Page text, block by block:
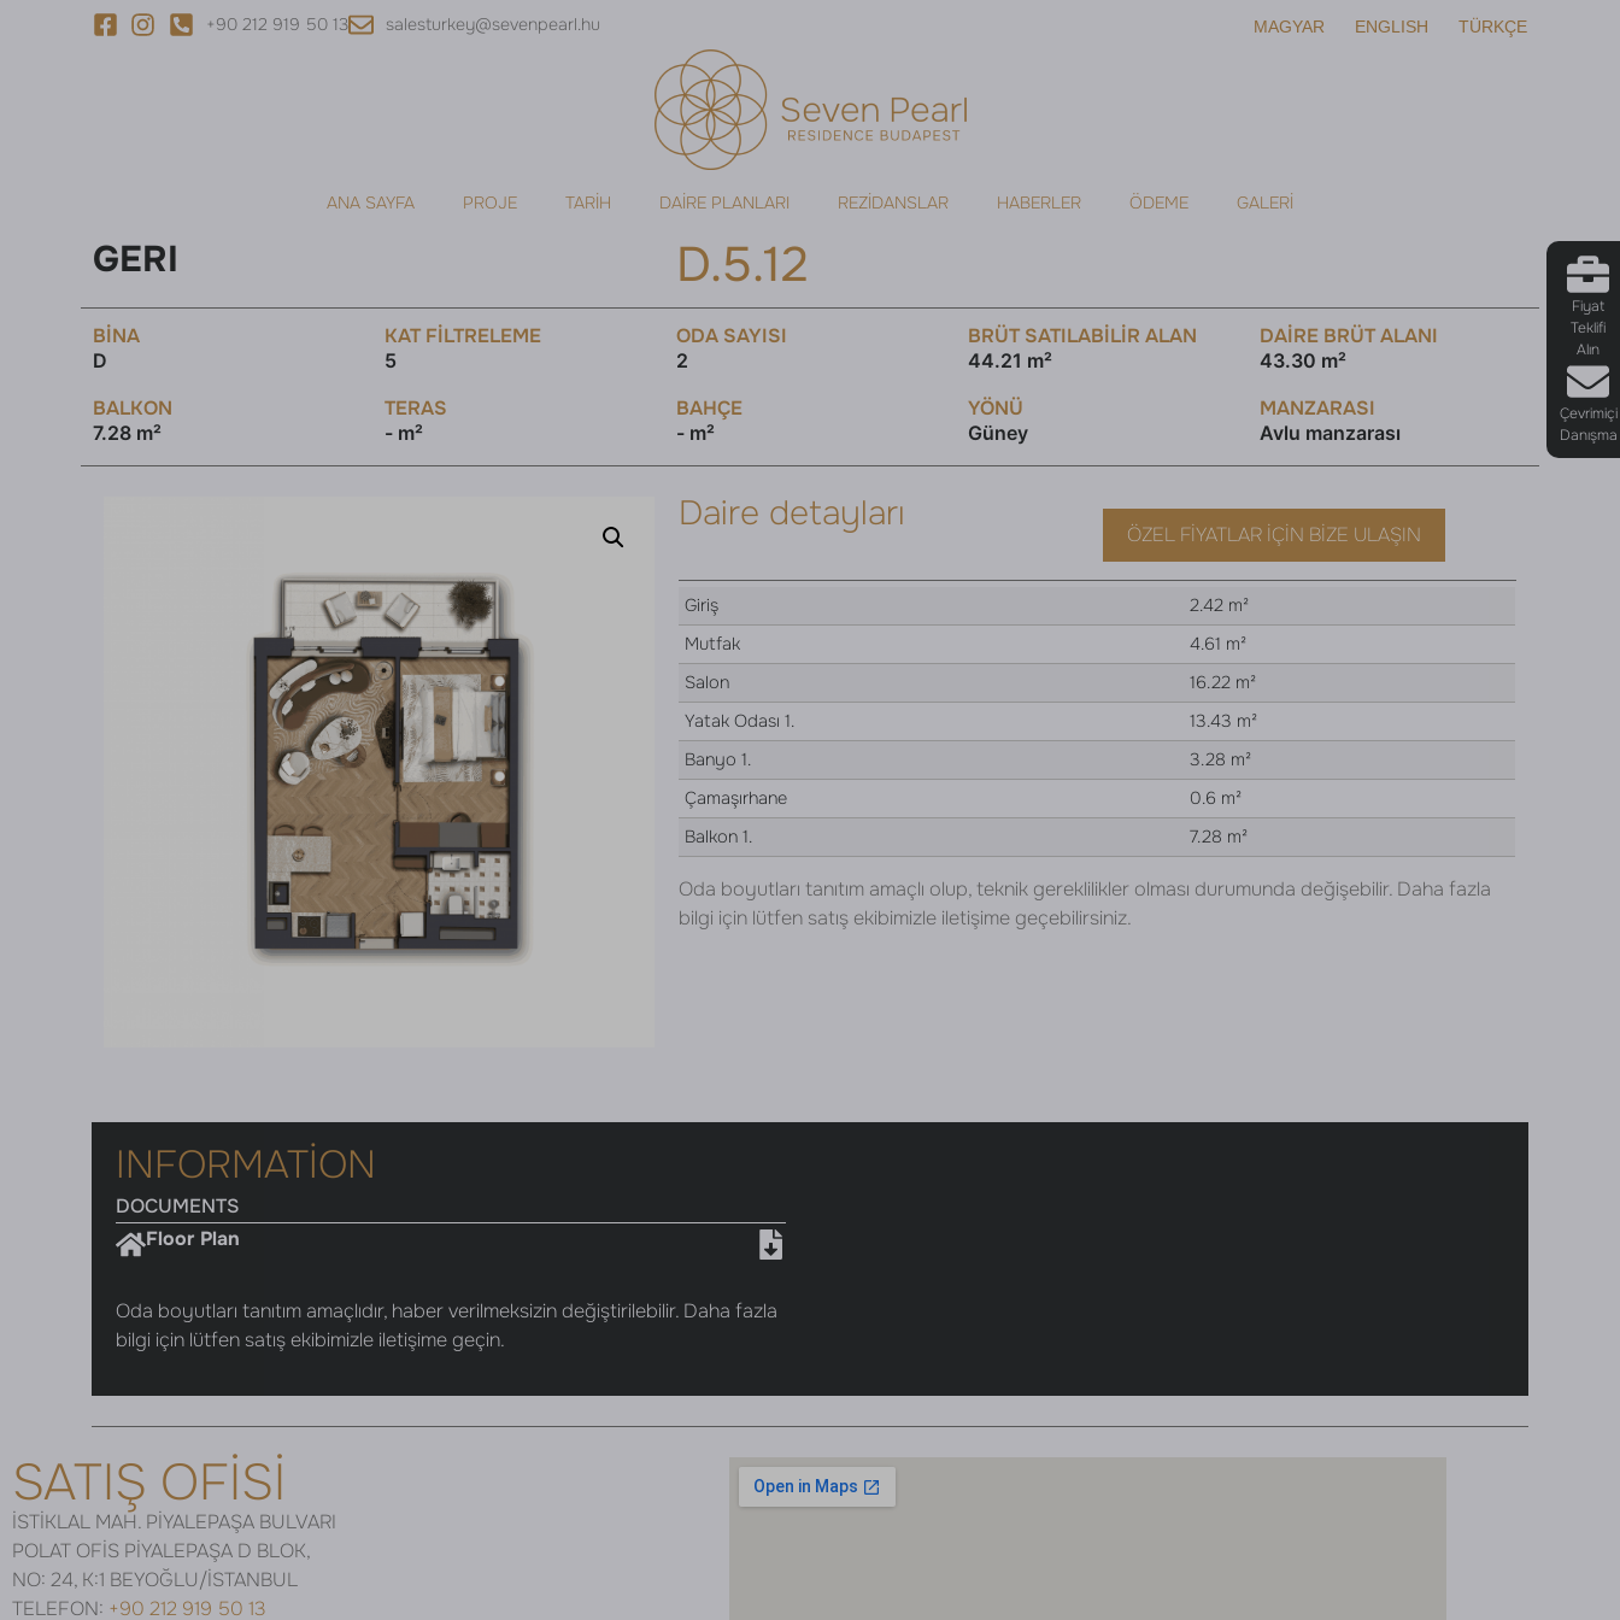
+90 212 919 50 13 salesturkey@sevenpearl.hu MAGYAR ENGLISH TÜRKÇE
ANA SAYFA PROJE TARIH DAIRE PLANLARI REZIDANSLAR HABERLER ÖDEME GALERI
Fiyat
Teklifi
Alın
Çevrimiçi
Danışma
GERI D.5.12
BINA
D
KAT FILTRELEME
5
ODA SAYISI
2
BRÜT SATILABILIR ALAN
44.21 m²
DAİRE BRÜT ALANI
43.30 m²
BALKON
7.28 m²
TERAS
- m²
BAHÇE
- m²
YÖNÜ
Güney
MANZARASI
Avlu manzarası
Daire detayları ÖZEL FIYATLAR İÇIN BIZE ULAŞIN
Giriş
2.42 m²
Mutfak
4.61 m²
Salon
16.22 m²
Yatak Odası 1.
13.43 m²
Banyo 1.
3.28 m²
Çamaşırhane
0.6 m²
Balkon 1.
7.28 m²
Oda boyutları tanıtım amaçlı olup, teknik gereklilikler olması durumunda değişebilir. Daha fazla
bilgi için lütfen satış ekibimizle iletişime geçebilirsiniz.
INFORMATION
DOCUMENTS
Floor Plan
Oda boyutları tanıtım amaçlıdır, haber verilmeksizin değiştirilebilir. Daha fazla
bilgi için lütfen satış ekibimizle iletişime geçin.
SATIŞ OFİSİ
İSTİKLAL MAH. PİYALEPAŞA BULVARI
POLAT OFİS PİYALEPAŞA D BLOK,
NO: 24, K:1 BEYOĞLU/İSTANBUL
TELEFON: +90 212 919 50 13